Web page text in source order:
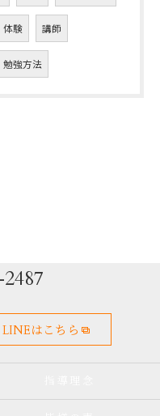
体験 講師
勉強方法
LINEはこちら